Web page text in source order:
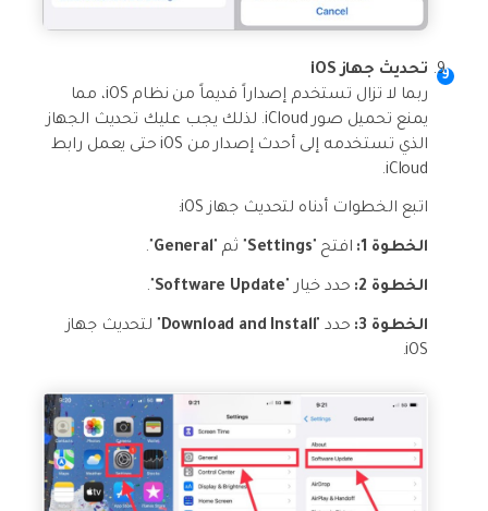
تحديث جهاز iOS
ربما لا تزال تستخدم إصداراً قديماً من نظام iOS، مما
يمنع تحميل صور iCloud. لذلك يجب عليك تحديث الجهاز
الذي تستخدمه إلى أحدث إصدار من iOS حتى يعمل رابط
iCloud.
اتبع الخطوات أدناه لتحديث جهاز iOS:
الخطوة 1: افتح " Settings " ثم " General
".
الخطوة 2: حدد خيار " Software Update
".
الخطوة 3: حدد " Download and Install " لتحديث جهاز
iOS.